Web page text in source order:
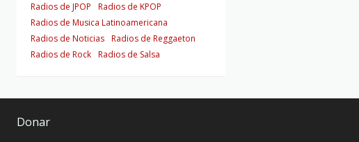
Radios de JPOP
Radios de KPOP
Radios de Musica Latinoamericana
Radios de Noticias Radios de Reggaeton
Radios de Rock Radios de Salsa
Donar